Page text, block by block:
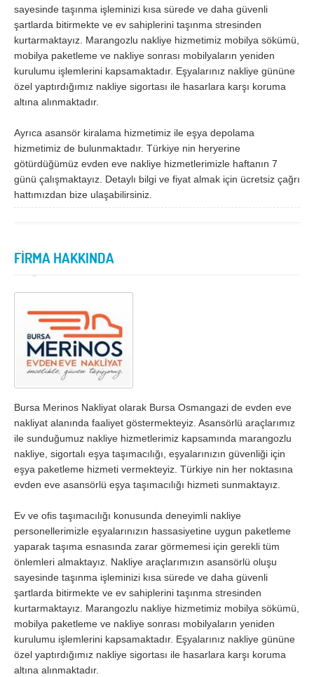
Konya Kütahya
Malatya Manisa
Mardin
Muğla Muş
Ordu Osmaniye
Rize Sakarya
Samsun Siirt
Uşak Van
Yalova Yozgat
Zonguldak
MÜŞTERİ TALEPLERİ
NAKLİYECİ İLANLARI
sayesinde taşınma işleminizi kısa sürede ve daha güvenli
şartlarda bitirmekte ve ev sahiplerini taşınma stresinden
kurtarmaktayız. Marangozlu nakliye hizmetimiz mobilya sökümü,
mobilya paketleme ve nakliye sonrası mobilyaların yeniden
kurulumu işlemlerini kapsamaktadır. Eşyalarınız nakliye gününe
özel yaptırdığımız nakliye sigortası ile hasarlara karşı koruma
altına alınmaktadır.
Ayrıca asansör kiralama hizmetimiz ile eşya depolama
hizmetimiz de bulunmaktadır. Türkiye nin heryerine
götürdüğümüz evden eve nakliye hizmetlerimizle haftanın 7
günü çalışmaktayız. Detaylı bilgi ve fiyat almak için ücretsiz çağrı
hattımızdan bize ulaşabilirsiniz.
FİRMA HAKKINDA
Bursa Merinos Nakliyat olarak Bursa Osmangazi de evden eve
nakliyat alanında faaliyet göstermekteyiz. Asansörlü araçlarımız
ile sunduğumuz nakliye hizmetlerimiz kapsamında marangozlu
nakliye, sigortalı eşya taşımacılığı, eşyalarınızın güvenliği için
eşya paketleme hizmeti vermekteyiz. Türkiye nin her noktasına
evden eve asansörlü eşya taşımacılığı hizmeti sunmaktayız.
Ev ve ofis taşımacılığı konusunda deneyimli nakliye
personellerimizle eşyalarınızın hassasiyetine uygun paketleme
yaparak taşıma esnasında zarar görmemesi için gerekli tüm
önlemleri almaktayız. Nakliye araçlarımızın asansörlü oluşu
sayesinde taşınma işleminizi kısa sürede ve daha güvenli
şartlarda bitirmekte ve ev sahiplerini taşınma stresinden
kurtarmaktayız. Marangozlu nakliye hizmetimiz mobilya sökümü,
mobilya paketleme ve nakliye sonrası mobilyaların yeniden
kurulumu işlemlerini kapsamaktadır. Eşyalarınız nakliye gününe
özel yaptırdığımız nakliye sigortası ile hasarlara karşı koruma
altına alınmaktadır.